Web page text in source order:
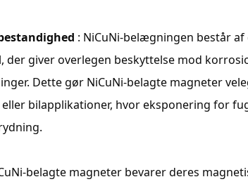
: NiCuNi-belægningen består
der giver overlegen beskyttelse mod
Dette gør NiCuNi-belagte magneter
bilapplikationer, hvor eksponering for
belagte magneter bevarer deres